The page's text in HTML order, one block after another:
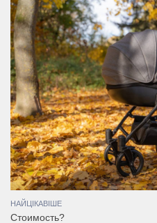
НАЙЦІКАВІШЕ
Стоимость?